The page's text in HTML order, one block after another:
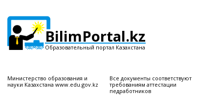
BilimPortal.kz
Образовательный портал Казахстана
Министерство образования и
науки Казахстана www.edu.gov.kz
Все документы соответствуют
требованиям аттестации
педработников